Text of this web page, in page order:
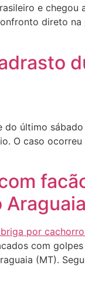
e
direto
último
O caso
Araguaia
com
(MT).